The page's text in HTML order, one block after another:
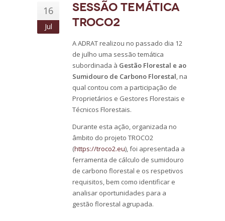
16
Jul
Sessão Temática
TROCO2
A ADRAT realizou no passado dia 12
de julho uma sessão temática
subordinada à Gestão Florestal e ao
Sumidouro de Carbono Florestal, na
qual contou com a participação de
Proprietários e Gestores Florestais e
Técnicos Florestais.
Durante esta ação, organizada no
âmbito do projeto TROCO2
(https://troco2.eu), foi apresentada a
ferramenta de cálculo de sumidouro
de carbono florestal e os respetivos
requisitos, bem como identificar e
analisar oportunidades para a
gestão florestal agrupada.